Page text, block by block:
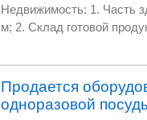
Недвижимость: 1. Часть здания цеха
м; 2. Склад готовой продукции, теплоэнергетические установки, 2 эт., общ.
Продается
одноразовой